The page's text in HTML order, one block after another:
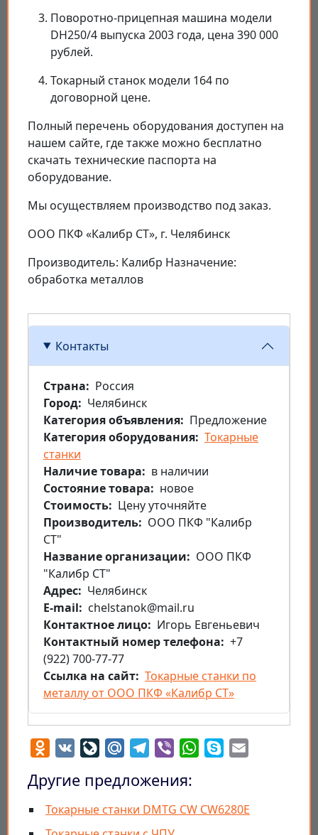
Поворотно-прицепная машина модели
DH250/4 выпуска 2003 года, цена 390 000
рублей.
Токарный станок модели 164 по
договорной цене.
Полный перечень оборудования доступен на
нашем сайте, где также можно бесплатно
скачать технические паспорта на
оборудование.
Мы осуществляем производство под заказ.
ООО ПКФ «Калибр СТ», г. Челябинск
Производитель: Калибр Назначение:
обработка металлов
Контакты
Страна
Россия
Город
Челябинск
Категория объявления
Предложение
Категория оборудования Токарные
станки
Наличие товара
в наличии
Состояние товара
новое
Стоимость
Цену уточняйте
Производитель
ООО ПКФ "Калибр
СТ"
Название организации
ООО ПКФ
"Калибр СТ"
Aдрес
Челябинск
E-mail
chelstanok@mail.ru
Контактное лицо
Игорь Евгеньевич
Контактный номер телефона
+7
(922) 700-77-77
Ссылка на сайт Токарные станки по
металлу от ООО ПКФ «Калибр СТ»
Odnoklassniki
VK LiveJournal
Mail.RuTelegram
Viber WhatsApp
Skype
Другие предложения:
Токарные станки DMTG CW CW6280E